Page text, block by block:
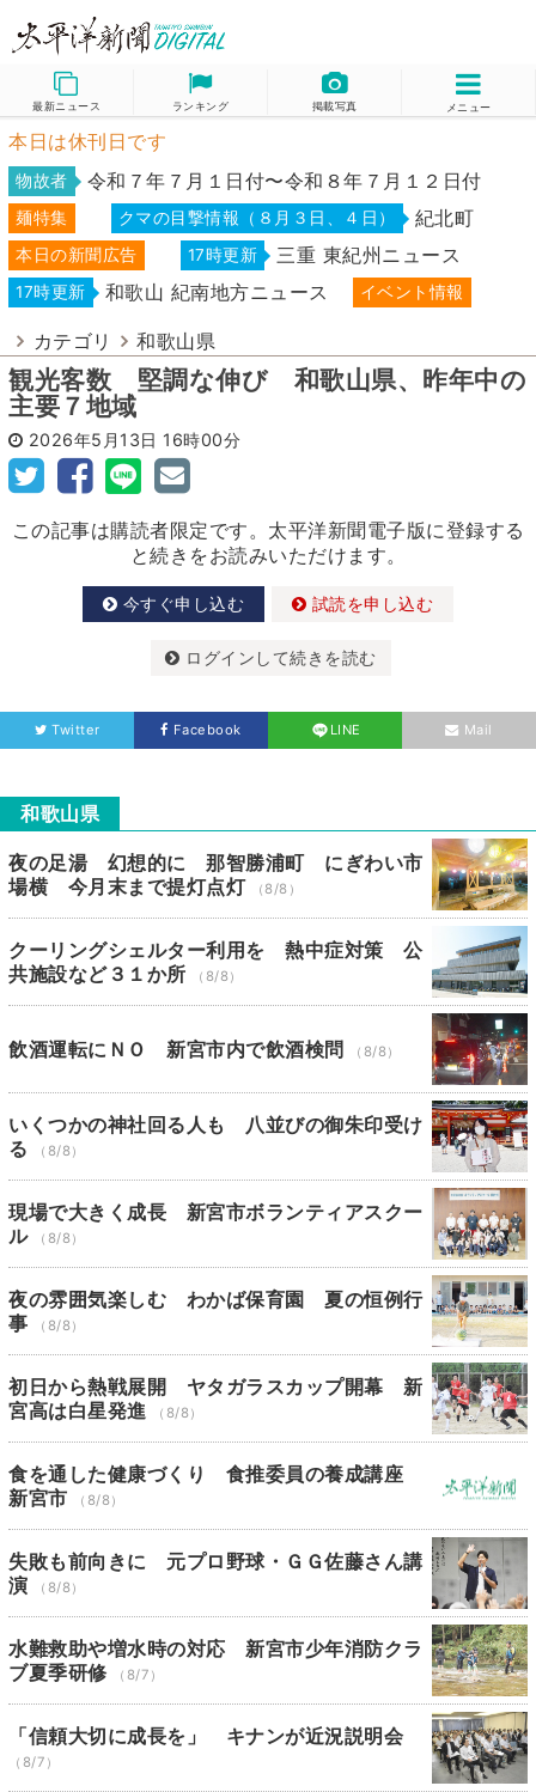
最新ニュース ランキング 掲載写真 メニュー
本日は休刊日です
物故者 令和７年７月１日付〜令和８年７月１２日付
麺特集 クマの目撃情報（８月３日、４日） 紀北町
本日の新聞広告 17時更新 三重 東紀州ニュース
17時更新 和歌山 紀南地方ニュース イベント情報
カテゴリ 和歌山県
観光客数 堅調な伸び 和歌山県、昨年中の
主要７地域
2026年5月13日 16時00分
この記事は購読者限定です。太平洋新聞電子版に登録する
と続きをお読みいただけます。
今すぐ申し込む 試読を申し込む
ログインして続きを読む
Twitter Facebook LINE Mail
和歌山県
夜の足湯 幻想的に 那智勝浦町 にぎわい市
場横 今月末まで提灯点灯
（8/8）
クーリングシェルター利用を 熱中症対策 公
共施設など３１か所
（8/8）
飲酒運転にＮＯ 新宮市内で飲酒検問 （8/8）
いくつかの神社回る人も 八並びの御朱印受け
る
（8/8）
現場で大きく成長 新宮市ボランティアスクー
ル
（8/8）
夜の雰囲気楽しむ わかば保育園 夏の恒例行
事
（8/8）
初日から熱戦展開 ヤタガラスカップ開幕 新
宮高は白星発進
（8/8）
食を通した健康づくり 食推委員の養成講座
新宮市
（8/8）
失敗も前向きに 元プロ野球・ＧＧ佐藤さん講
演
（8/8）
水難救助や増水時の対応 新宮市少年消防クラ
ブ夏季研修
（8/7）
「信頼大切に成長を」 キナンが近況説明会
（8/7）